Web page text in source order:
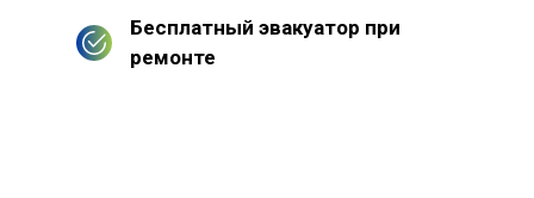
Бесплатный эвакуатор при
ремонте